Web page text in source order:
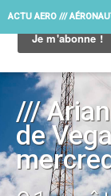
ACTU AERO ///
///
de